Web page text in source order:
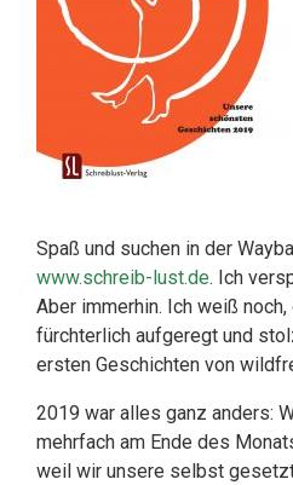
Spaß und suchen in der
www.schreib-lust.de. Ich
Aber immerhin. Ich weiß
fürchterlich aufgeregt und
ersten Geschichten von
2019 war alles ganz anders:
mehrfach am Ende des
weil wir unsere selbst